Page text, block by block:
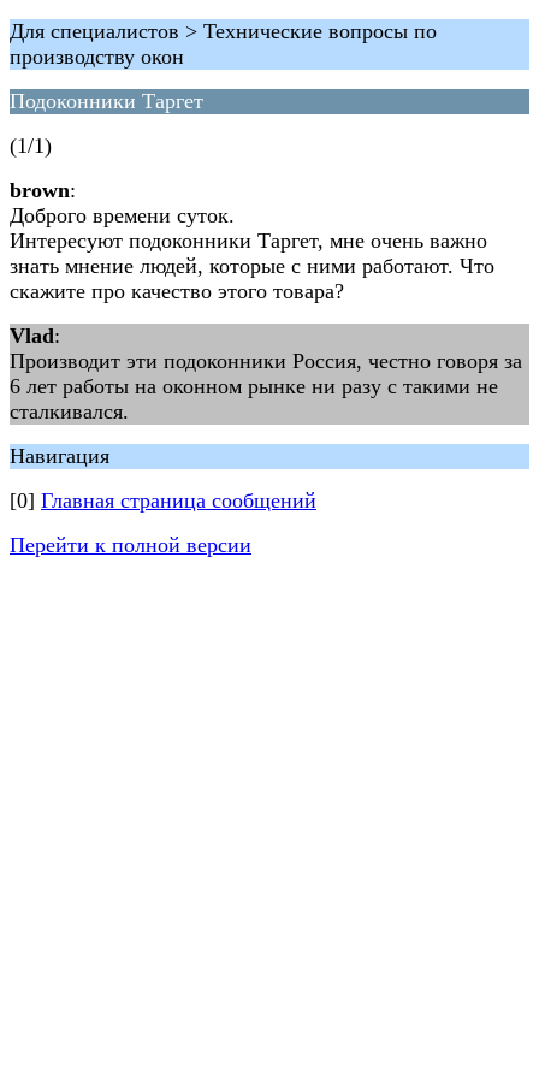
Для специалистов > Технические вопросы по
производству окон
Подоконники Таргет
(1/1)
brown:
Доброго времени суток.
Интересуют подоконники Таргет, мне очень важно
знать мнение людей, которые с ними работают. Что
скажите про качество этого товара?
Vlad:
Производит эти подоконники Россия, честно говоря за
6 лет работы на оконном рынке ни разу с такими не
сталкивался.
Навигация
[0] Главная страница сообщений
Перейти к полной версии